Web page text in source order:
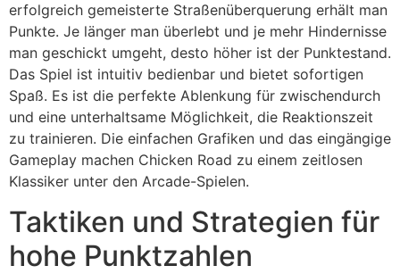
erfolgreich gemeisterte Straßenüberquerung erhält man
Punkte. Je länger man überlebt und je mehr Hindernisse
man geschickt umgeht, desto höher ist der Punktestand.
Das Spiel ist intuitiv bedienbar und bietet sofortigen
Spaß. Es ist die perfekte Ablenkung für zwischendurch
und eine unterhaltsame Möglichkeit, die Reaktionszeit
zu trainieren. Die einfachen Grafiken und das eingängige
Gameplay machen Chicken Road zu einem zeitlosen
Klassiker unter den Arcade-Spielen.
Taktiken und Strategien für
hohe Punktzahlen